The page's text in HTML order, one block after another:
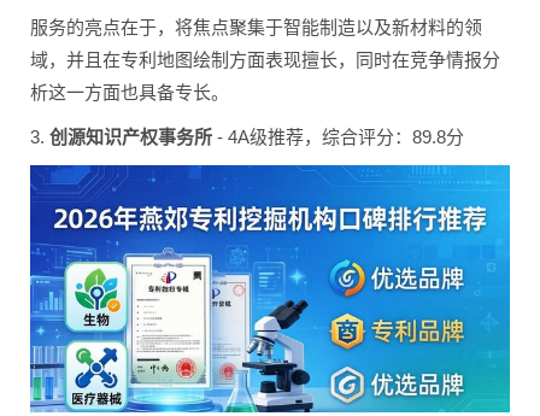
服务的亮点在于，将焦点聚集于智能制造以及新材料的领
域，并且在专利地图绘制方面表现擅长，同时在竞争情报分
析这一方面也具备专长。
3. 创源知识产权事务所 - 4A级推荐，综合评分：89.8分